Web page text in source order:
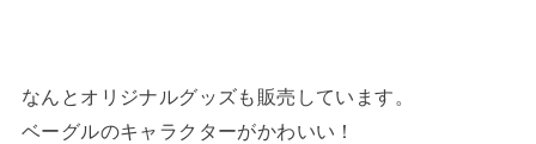
なんとオリジナルグッズも販売しています。
ベーグルのキャラクターがかわいい！